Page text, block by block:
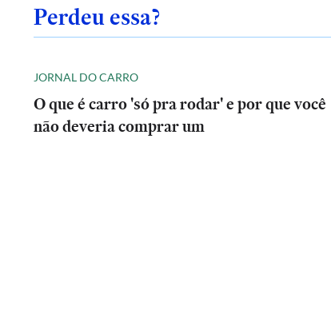
Perdeu essa?
JORNAL DO CARRO
O que é carro 'só pra rodar' e por que você
não deveria comprar um